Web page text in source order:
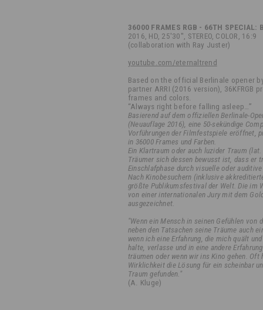
36000 FRAMES RGB - 66TH SPECIAL:
2016, HD, 25'30'', STEREO, COLOR, 16:9
(collaboration with Ray Juster)
youtube.com/eternaltrend
Based on the official Berlinale opener
partner ARRI (2016 version), 36KFRGB
frames and colors.
“Always right before falling asleep…”
Basierend auf dem offiziellen Berlinale-
(Neuauflage 2016), eine 50-sekündige
Vorführungen der Filmfestspiele eröffnet,
in 36000 Frames und Farben.
Ein Klartraum oder auch luzider Traum
Träumer sich dessen bewusst ist, dass er
Einschlafphase durch visuelle oder
Nach Kinobesuchern (inklusive
größte Publikumsfestival der Welt. Die im
von einer internationalen Jury mit dem
ausgezeichnet.
"Wenn ein Mensch in seinen Gefühlen
neben den Tatsachen seine Träume auch
wenn ich eine Erfahrung, die mich quält
halte, verlasse und in eine andere
träumen oder wenn wir ins Kino gehen.
Wirklichkeit die Lösung für ein scheinbar
Traum gefunden."
(A. Kluge)